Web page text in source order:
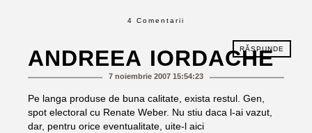
4 Comentarii
RĂSPUNDE
ANDREEA IORDACHE
7 noiembrie 2007 15:54:23
Pe langa produse de buna calitate, exista restul. Gen,
spot electoral cu Renate Weber. Nu stiu daca l-ai vazut,
dar, pentru orice eventualitate, uite-l aici